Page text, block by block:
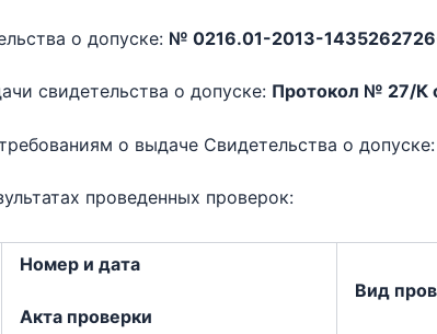
о допуске: № 0216.01-2013-
свидетельства о допуске: Протокол № 27/К
о выдаче Свидетельства о допуске:
проведенных проверок:
Номер и дата
Акта проверки
Вид